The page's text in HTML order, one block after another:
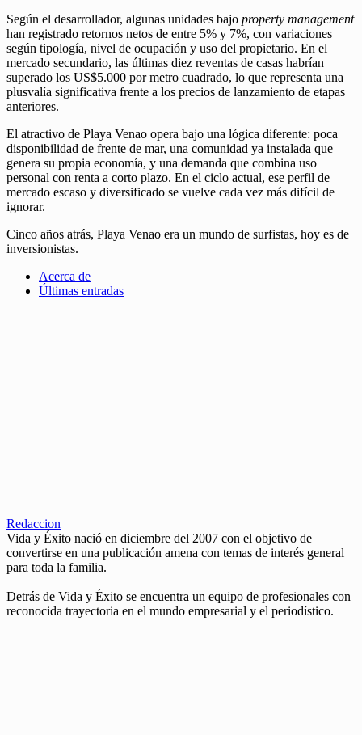
Según el desarrollador, algunas unidades bajo property management
han registrado retornos netos de entre 5% y 7%, con variaciones
según tipología, nivel de ocupación y uso del propietario. En el
mercado secundario, las últimas diez reventas de casas habrían
superado los US$5.000 por metro cuadrado, lo que representa una
plusvalía significativa frente a los precios de lanzamiento de etapas
anteriores.
El atractivo de Playa Venao opera bajo una lógica diferente: poca
disponibilidad de frente de mar, una comunidad ya instalada que
genera su propia economía, y una demanda que combina uso
personal con renta a corto plazo. En el ciclo actual, ese perfil de
mercado escaso y diversificado se vuelve cada vez más difícil de
ignorar.
Cinco años atrás, Playa Venao era un mundo de surfistas, hoy es de
inversionistas.
Acerca de
Últimas entradas
Redaccion
Vida y Éxito nació en diciembre del 2007 con el objetivo de
convertirse en una publicación amena con temas de interés general
para toda la familia.
Detrás de Vida y Éxito se encuentra un equipo de profesionales con
reconocida trayectoria en el mundo empresarial y el periodístico.